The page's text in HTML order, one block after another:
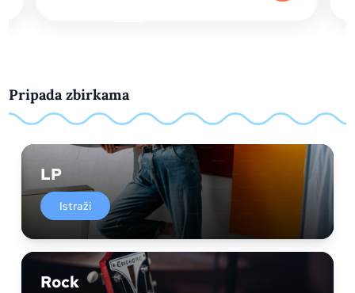
Pripada zbirkama
LP
Istraži
Rock